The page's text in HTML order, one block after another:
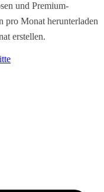
und Premium-
pro Monat herunterladen
erstellen.